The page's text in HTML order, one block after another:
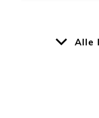
Alle